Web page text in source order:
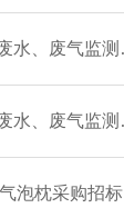
气监测数据信息公开
气监测数据信息公开
枕采购招标公告